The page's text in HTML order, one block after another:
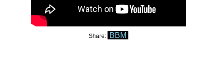
Share: BBM